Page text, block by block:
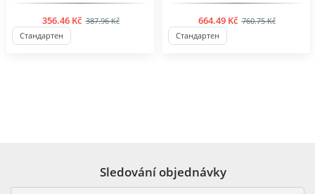
356.46 Kč 387.96 Kč
Стандартен
664.49 Kč 760.75 Kč
Стандартен
Sledování objednávky